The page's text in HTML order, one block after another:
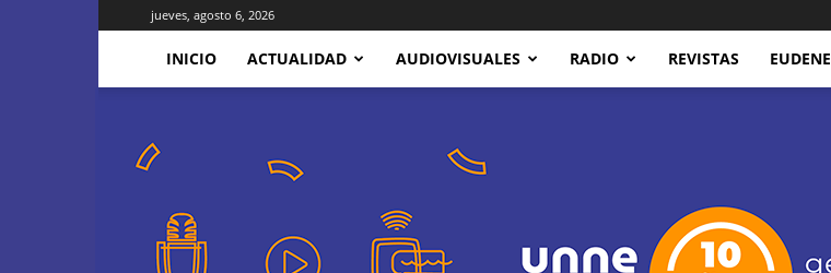
jueves, agosto 6, 2026
INICIO ACTUALIDAD AUDIOVISUALES RADIO REVISTAS EUDENE